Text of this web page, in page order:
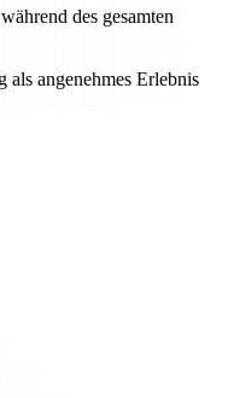
des gesamten
angenehmes Erlebnis